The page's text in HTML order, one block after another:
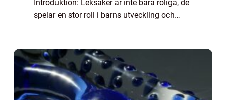
Introduktion: Leksaker är inte bara roliga, de
spelar en stor roll i barns utveckling och